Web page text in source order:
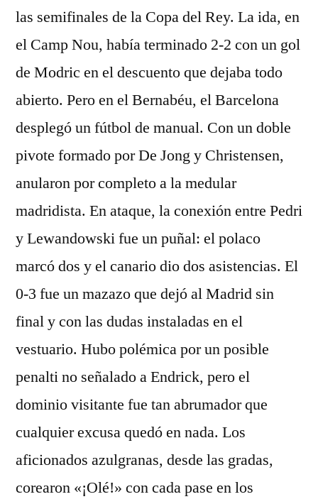
las semifinales de la Copa del Rey. La ida, en
el Camp Nou, había terminado 2-2 con un gol
de Modric en el descuento que dejaba todo
abierto. Pero en el Bernabéu, el Barcelona
desplegó un fútbol de manual. Con un doble
pivote formado por De Jong y Christensen,
anularon por completo a la medular
madridista. En ataque, la conexión entre Pedri
y Lewandowski fue un puñal: el polaco
marcó dos y el canario dio dos asistencias. El
0-3 fue un mazazo que dejó al Madrid sin
final y con las dudas instaladas en el
vestuario. Hubo polémica por un posible
penalti no señalado a Endrick, pero el
dominio visitante fue tan abrumador que
cualquier excusa quedó en nada. Los
aficionados azulgranas, desde las gradas,
corearon «¡Olé!» con cada pase en los